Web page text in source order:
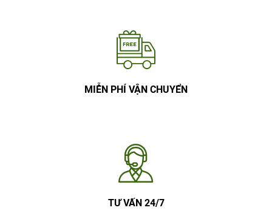
MIỄN PHÍ VẬN CHUYỂN
TƯ VẤN 24/7